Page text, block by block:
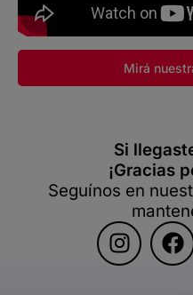
Mirá
Si
¡Gracias
Seguínos en